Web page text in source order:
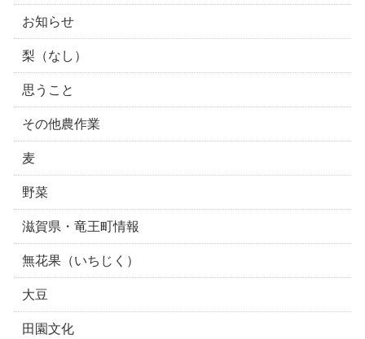
お知らせ
梨（なし）
思うこと
その他農作業
麦
野菜
滋賀県・竜王町情報
無花果（いちじく）
大豆
田園文化